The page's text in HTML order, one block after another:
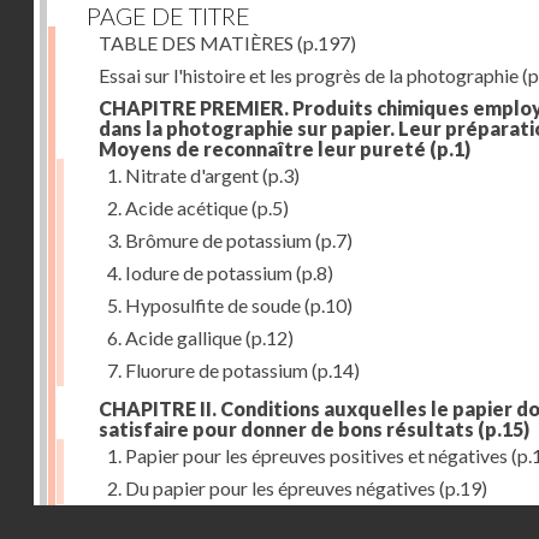
PAGE DE TITRE
TABLE DES MATIÈRES (p.197)
Essai sur l'histoire et les progrès de la photographie
CHAPITRE PREMIER. Produits chimiques
dans la photographie sur papier. Leur
Moyens de reconnaître leur pureté (p.1)
1. Nitrate d'argent(p.3)
2. Acide acétique(p.5)
3. Brômure de potassium(p.7)
4. Iodure de potassium(p.8)
5. Hyposulfite de soude(p.10)
6. Acide gallique(p.12)
7. Fluorure de potassium(p.14)
CHAPITRE II. Conditions auxquelles le papier
satisfaire pour donner de bons résultats (p.15)
1. Papier pour les épreuves positives et négatives
2. Du papier pour les épreuves négatives (p.19)